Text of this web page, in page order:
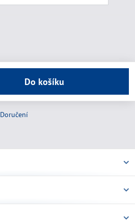
Do košíku
Doručení